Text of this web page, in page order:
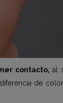
contacto, al
de